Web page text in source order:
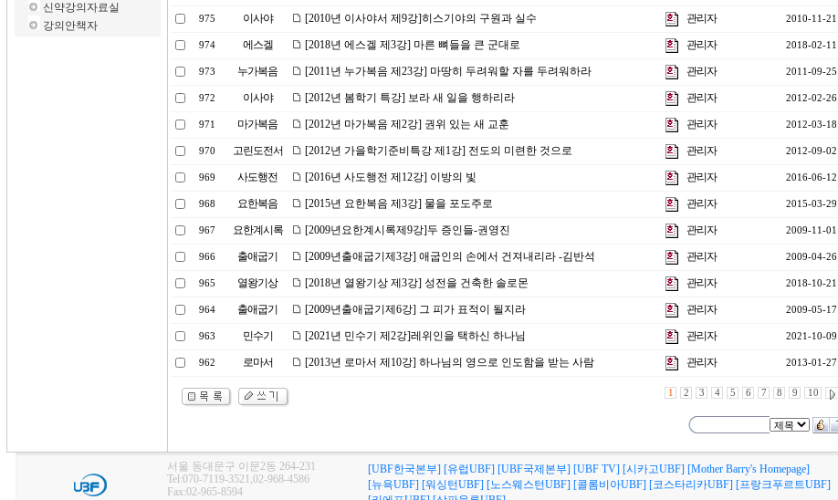
신약강의자료실
강의안책자
975 이사야 [2010년 이사야서 제9강]히스기야의 구원과 실수 관리자 2010-11-21
974 에스겔 [2018년 에스겔 제3강] 마른 뼈들을 큰 군대로 관리자 2018-02-11
973 누가복음 [2011년 누가복음 제23강] 마땅히 두려워할 자를 두려워하라 관리자 2011-09-25
972 이사야 [2012년 봄학기 특강] 보라 새 일을 행하리라 관리자 2012-02-26
971 마가복음 [2012년 마가복음 제2강] 권위 있는 새 교훈 관리자 2012-03-18
970 고린도전서 [2012년 가을학기준비특강 제1강] 전도의 미련한 것으로 관리자 2012-09-02
969 사도행전 [2016년 사도행전 제12강] 이방의 빛 관리자 2016-06-12
968 요한복음 [2015년 요한복음 제3강] 물을 포도주로 관리자 2015-03-29
967 요한계시록 [2009년요한계시록제9강]두 증인들-권영진 관리자 2009-11-01
966 출애굽기 [2009년출애굽기제3강] 애굽인의 손에서 건져내리라 -김반석 관리자 2009-04-26
965 열왕기상 [2018년 열왕기상 제3강] 성전을 건축한 솔로몬 관리자 2018-10-21
964 출애굽기 [2009년출애굽기제6강] 그 피가 표적이 될지라 관리자 2009-05-17
963 민수기 [2021년 민수기 제2강]레위인을 택하신 하나님 관리자 2021-10-09
962 로마서 [2013년 로마서 제10강] 하나님의 영으로 인도함을 받는 사람 관리자 2013-01-27
1 2 3 4 5 6 7 8 9 10
서울 동대문구 이문2동 264-231
Tel:070-7119-3521,02-968-4586
Fax:02-965-8594
[UBF한국본부] [유럽UBF] [UBF국제본부] [UBF TV] [시카고UBF] [Mother Barry's Homepage]
[뉴욕UBF] [워싱턴UBF] [노스웨스턴UBF] [콜롬비아UBF] [코스타리카UBF] [프랑크푸르트UBF]